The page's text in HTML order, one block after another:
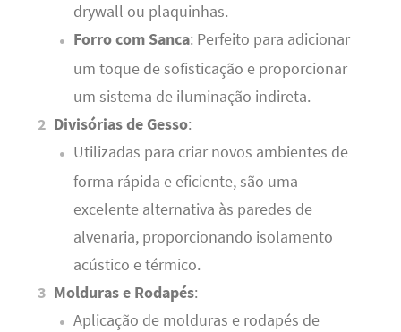
drywall ou plaquinhas.
Forro com Sanca: Perfeito para adicionar
um toque de sofisticação e proporcionar
um sistema de iluminação indireta.
Divisórias de Gesso:
Utilizadas para criar novos ambientes de
forma rápida e eficiente, são uma
excelente alternativa às paredes de
alvenaria, proporcionando isolamento
acústico e térmico.
Molduras e Rodapés:
Aplicação de molduras e rodapés de